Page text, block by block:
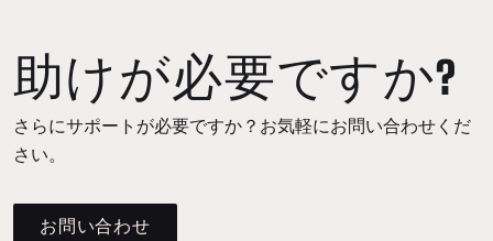
助けが必要ですか?
さらにサポートが必要ですか？お気軽にお問い合わせくだ
さい。
お問い合わせ